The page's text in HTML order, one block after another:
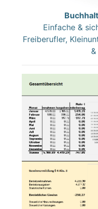
Einfache &
Freiberufler,